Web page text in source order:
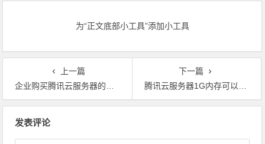
为“正文底部小工具”添加小工具
上一篇
企业购买腾讯云服务器的必要性和最常见几个用途
下一篇
腾讯云服务器1G内存可以用来做些什么？
发表评论